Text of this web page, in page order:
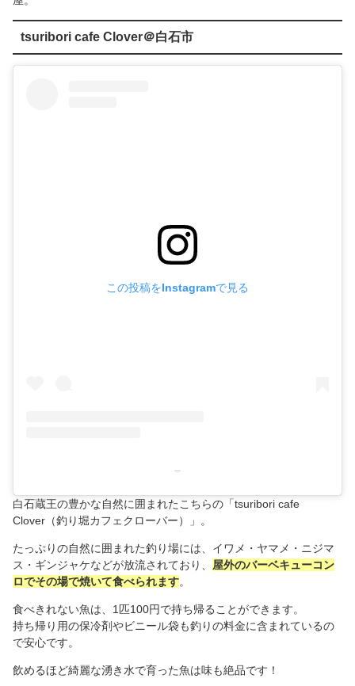
tsuribori cafe Clover＠白石市
この投稿をInstagramで見る
–
白石蔵王の豊かな自然に囲まれたこちらの「tsuribori cafe
Clover（釣り堀カフェクローバー）」。
たっぷりの自然に囲まれた釣り場には、イワメ・ヤマメ・ニジマ
ス・ギンジャケなどが放流されており、 屋外のバーベキューコン
ロでその場で焼いて食べられます。
食べきれない魚は、1匹100円で持ち帰ることができます。
持ち帰り用の保冷剤やビニール袋も釣りの料金に含まれているの
で安心です。
飲めるほど綺麗な湧き水で育った魚は味も絶品です！